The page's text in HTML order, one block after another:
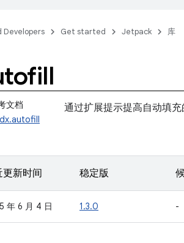
Developers Get started Jetpack 库
文档
通过扩展提示提高自动填充
更新时间 稳定版
年 6 月 4 日 1.3.0 -